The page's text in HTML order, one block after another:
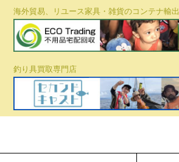
海外貿易、リユース家具・雑貨のコンテナ輸出
釣り具買取専門店